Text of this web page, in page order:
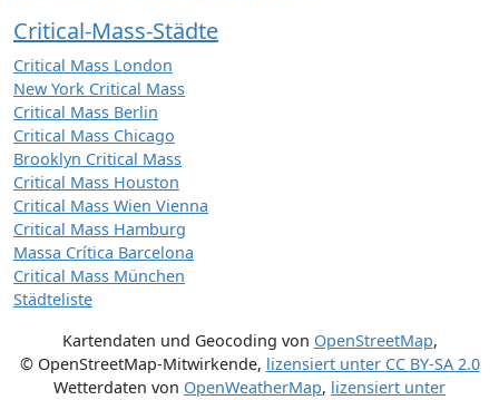
Critical-Mass-Städte
Critical Mass London
New York Critical Mass
Critical Mass Berlin
Critical Mass Chicago
Brooklyn Critical Mass
Critical Mass Houston
Critical Mass Wien Vienna
Critical Mass Hamburg
Massa Crítica Barcelona
Critical Mass München
Städteliste
Kartendaten und Geocoding von OpenStreetMap,
© OpenStreetMap-Mitwirkende, lizensiert unter CC BY-SA 2.0
Wetterdaten von OpenWeatherMap, lizensiert unter